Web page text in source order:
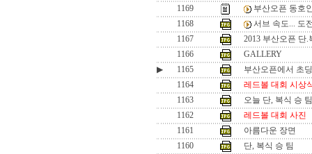
1169
부산오픈 동호
1168
서브 속도... 도
1167
2013 부산오픈 단
1166
GALLERY
▶
1165
부산오픈에서 초
1164
레드볼 대회 시상
1163
오늘 단, 복식 승 팀
1162
레드볼 대회 사진
1161
아름다운 장면
1160
단, 복식 승 팀